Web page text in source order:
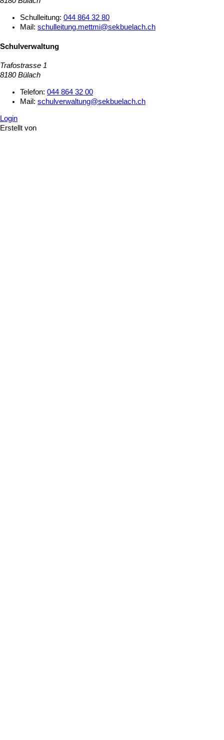
Schulleitung: 044 864 32 80
Mail: schulleitung.mettmi@sekbuelach.ch
Schulverwaltung
Trafostrasse 1
8180 Bülach
Telefon: 044 864 32 00
Mail: schulverwaltung@sekbuelach.ch
Login
Erstellt von